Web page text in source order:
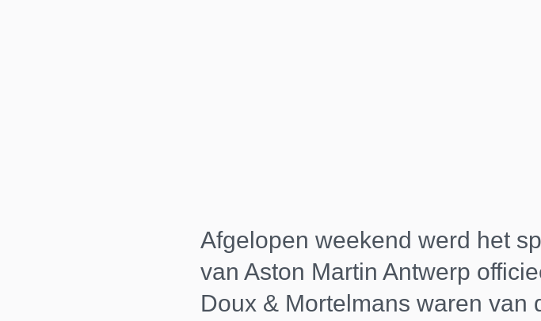
Afgelopen weekend werd het
van Aston Martin Antwerp
Doux & Mortelmans waren van